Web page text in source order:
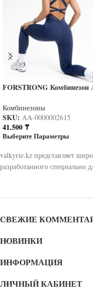
FORSTRONG Комбинезон
Комбинезоны
SKU: AA-0000002615
41.500 ₸
Выберите Параметры
valkyrie.kz представляет
разработанного специально
СВЕЖИЕ
НОВИНКИ
ИНФОРМАЦИЯ
ЛИЧНЫЙ КАБИНЕТ